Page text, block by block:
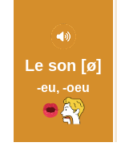
Le son [ø]
-eu, -oeu